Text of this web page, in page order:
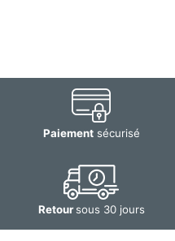
Paiementsécurisé
Retoursous 30 jours